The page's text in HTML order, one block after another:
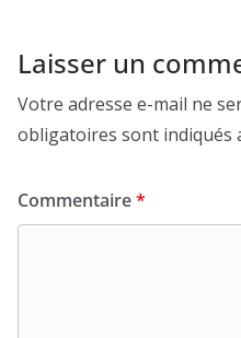
Laisser un
Votre adresse e-mail ne
obligatoires sont indiqués
Commentaire*